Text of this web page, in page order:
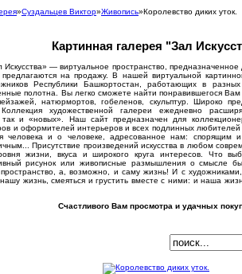
»Суздальцев Виктор»Живопись»Королевство диких уток.
Картинная галерея "Зал
— виртуальное пространство, предназначенное
предлагаются на продажу. В нашей виртуальной
Республики Башкортостан, работающих в
полотна. Вы легко сможете найти понравившегося
натюрмортов, гобеленов, скульптур. Широко
художественной галереи ежедневно
так и «новых». Наш сайт предназначен для
и оформителей интерьеров и всех подлинных любителей
человека и о человеке, адресованное нам: спорящим
Присутствие произведений искусства в любом
жизни, вкуса и широкого круга интересов. Что
рисунок или живописные размышления о смысле
а, возможно, и саму жизнь! И с
жизнь, смеяться и грустить вместе с ними: и наша
Счастливого Вам просмотра и удачных